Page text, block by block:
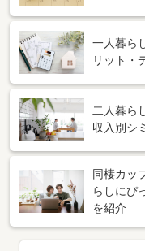
一人暮ら
リット・
二人暮ら
収入別シ
同棲カッ
らしにぴ
を紹介